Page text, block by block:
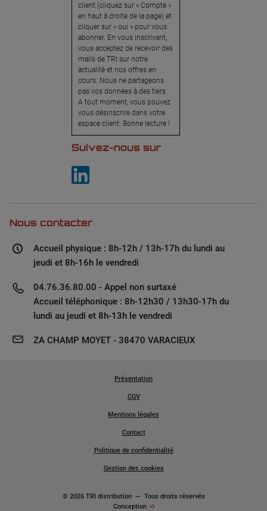
client (cliquez sur « Compte »
en haut à droite de la page) et
cliquer sur « oui » pour vous
abonner. En vous inscrivant,
vous acceptez de recevoir des
mails de TRI sur notre
actualité et nos offres en
cours. Nous ne partageons
pas vos données à des tiers.
A tout moment, vous pouvez
vous désinscrire dans votre
espace client. Bonne lecture !
Suivez-nous sur
Nous contacter
Accueil physique : 8h-12h / 13h-17h du lundi au
jeudi et 8h-16h le vendredi
04.76.36.80.00 - Appel non surtaxé
Accueil téléphonique : 8h-12h30 / 13h30-17h du
lundi au jeudi et 8h-13h le vendredi
ZA CHAMP MOYET - 38470 VARACIEUX
Présentation
CGV
Mentions légales
Contact
Politique de confidentialité
Gestion des cookies
© 2026 TRI distribution — Tous droits réservés
Conception